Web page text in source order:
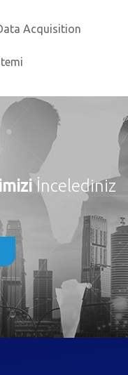
Acquisition
İncelediniz